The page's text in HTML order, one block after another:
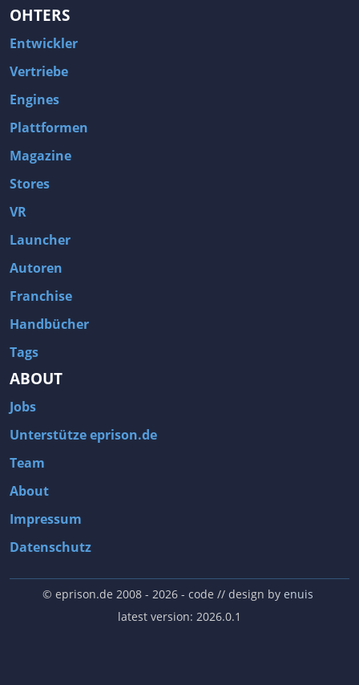
OHTERS
Entwickler
Vertriebe
Engines
Plattformen
Magazine
Stores
VR
Launcher
Autoren
Franchise
Handbücher
Tags
ABOUT
Jobs
Unterstütze eprison.de
Team
About
Impressum
Datenschutz
© eprison.de 2008 - 2026- code // design by enuis
latest version: 2026.0.1